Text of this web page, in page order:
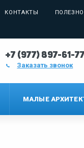
КОНТАКТЫ
+7 (977) 897-61-77
Заказать звонок
МАЛЫЕ